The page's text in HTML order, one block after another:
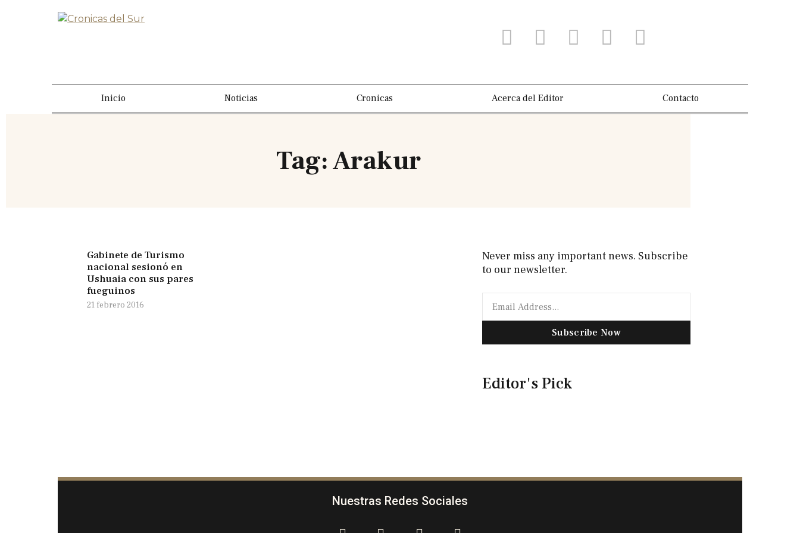
Inicio Noticias Cronicas Acerca del Editor Contacto
Tag: Arakur
Gabinete de Turismo
nacional sesionó en
Ushuaia con sus pares
fueguinos
21 febrero 2016
Never miss any important news. Subscribe
to our newsletter.
Subscribe Now
Editor's Pick
Nuestras Redes Sociales